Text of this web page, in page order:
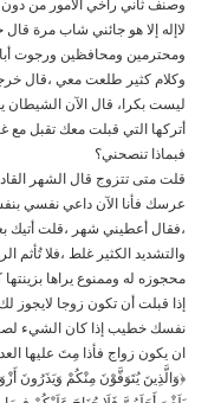
وصنف ثاني راخي الأمور من
لاإله إلا هو جائني شاب مرة
ومحترمين ومحافظين ورجوت
وكلام كثير طلعت معي ،قال
ليست بكرا، قال الآن
أتركها التي قبلت معك تقبل مع
فبماذا تنصحني؟
قلت متى تتزوج قال الشهر
عرسك فأنا الآن داعي نفسي
،فقال أعطيني شهر ،قلت أتيك
والتشديد الكثير غلط ،فلا تُأثم
محجوزه له وممنوع يراها
إذا قبلت أن تكون زوجا لايجوز
نفسك خطيب إذا كان الشيء
ان يكون زواج فأذا مِتَ عليها
﴿وَالَّذِينَ يُتَوَفَّوْنَ مِنْكُمْ وَيَذَرُونَ